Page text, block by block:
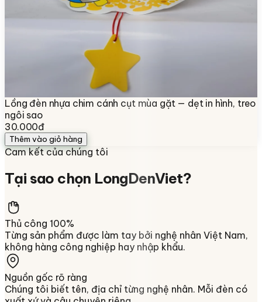
Lồng đèn nhựa chim cánh cụt mùa gặt — dẹt in hình, treo
ngôi sao
30.000đ
Thêm vào giỏ hàng
Cam kết của chúng tôi
Tại sao chọn LongDenViet?
Thủ công 100%
Từng sản phẩm được làm tay bởi nghệ nhân Việt Nam,
không hàng công nghiệp hay nhập khẩu.
Nguồn gốc rõ ràng
Chúng tôi biết tên, địa chỉ từng nghệ nhân. Mỗi đèn có